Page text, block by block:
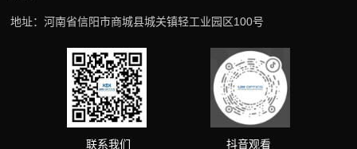
地址：河南省信阳市商城县城关镇轻工业园区100号
联系我们 抖音观看